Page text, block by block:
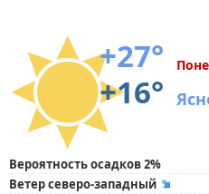
+27°
+16°
Вероятность осадков 2%
Ветер северо-западный